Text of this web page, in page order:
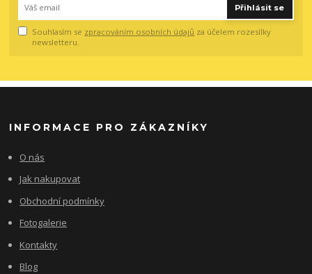
Přihlásit se
Souhlasím se zpracováním osobních údajů za účelem rozesílky
newsletteru.
INFORMACE PRO ZÁKAZNÍKY
O nás
Jak nakupovat
Obchodní podmínky
Fotogalerie
Kontakty
Blog